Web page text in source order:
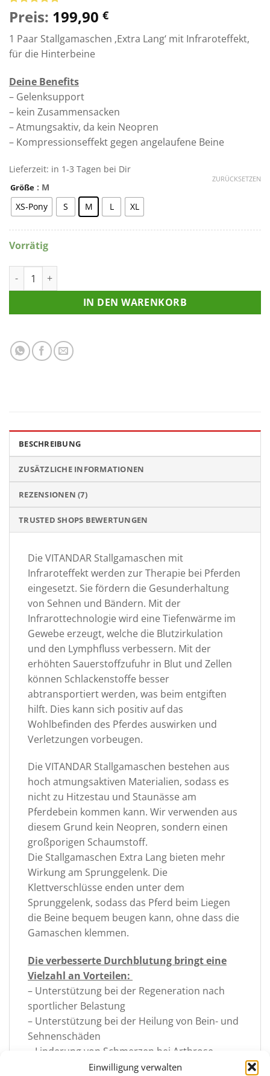
Einwilligung verwalten
Bewertet
mit5von
auf
7
Kundenbewertungen
Preis: 199,90 €
1 Paar Stallgamaschen ‚Extra Lang‘ mit Infraroteffekt,
für die Hinterbeine
Deine Benefits
– Gelenksupport
– kein Zusammensacken
– Atmungsaktiv, da kein Neopren
– Kompressionseffekt gegen angelaufene Beine
Lieferzeit: in 1-3 Tagen bei Dir
Größe : M
XS-Pony
S M L XL
ZURÜCKSETZEN
Vorrätig
Stallgamaschen XL, hinten Menge
IN DEN WARENKORB
BESCHREIBUNG
ZUSÄTZLICHE INFORMATIONEN
REZENSIONEN (7)
TRUSTED SHOPS BEWERTUNGEN
Die VITANDAR Stallgamaschen mit
Infraroteffekt werden zur Therapie bei Pferden
eingesetzt. Sie fördern die Gesunderhaltung
von Sehnen und Bändern. Mit der
Infrarottechnologie wird eine Tiefenwärme im
Gewebe erzeugt, welche die Blutzirkulation
und den Lymphfluss verbessern. Mit der
erhöhten Sauerstoffzufuhr in Blut und Zellen
können Schlackenstoffe besser
abtransportiert werden, was beim entgiften
hilft. Dies kann sich positiv auf das
Wohlbefinden des Pferdes auswirken und
Verletzungen vorbeugen.
Die VITANDAR Stallgamaschen bestehen aus
hoch atmungsaktiven Materialien, sodass es
nicht zu Hitzestau und Staunässe am
Pferdebein kommen kann. Wir verwenden aus
diesem Grund kein Neopren, sondern einen
großporigen Schaumstoff.
Die Stallgamaschen Extra Lang bieten mehr
Wirkung am Sprunggelenk. Die
Klettverschlüsse enden unter dem
Sprunggelenk, sodass das Pferd beim Liegen
die Beine bequem beugen kann, ohne dass die
Gamaschen klemmen.
Die verbesserte Durchblutung bringt eine
Vielzahl an Vorteilen:
– Unterstützung bei der Regeneration nach
sportlicher Belastung
– Unterstützung bei der Heilung von Bein- und
Sehnenschäden
– Linderung von Schmerzen bei Arthrose
– wirkt dem Anschwellen der Beine entgegen